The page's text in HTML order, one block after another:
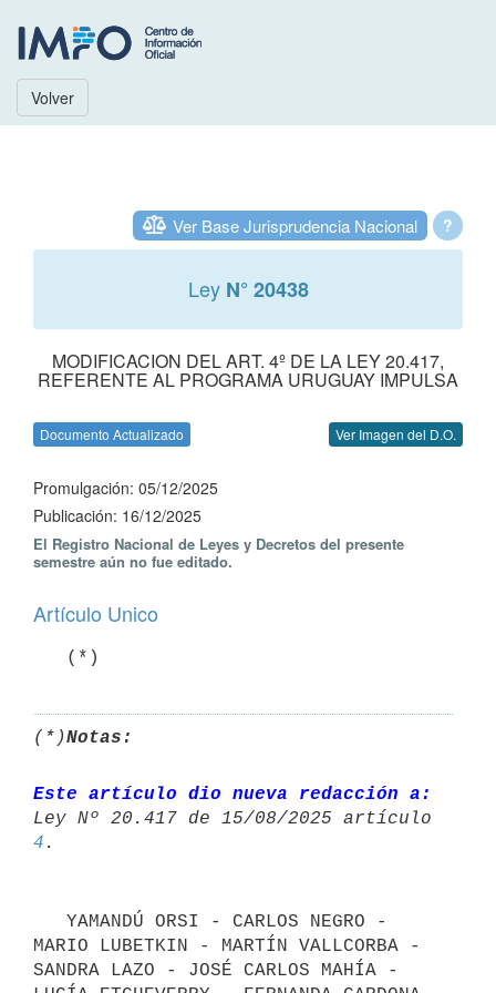
Volver
?
Ver Base Jurisprudencia Nacional
Ley N° 20438
MODIFICACION DEL ART. 4º DE LA LEY 20.417,
REFERENTE AL PROGRAMA URUGUAY IMPULSA
Documento Actualizado Ver Imagen del D.O.
Promulgación: 05/12/2025
Publicación: 16/12/2025
El Registro Nacional de Leyes y Decretos del presente
semestre aún no fue editado.
Artículo Unico
   (*)
(*)Notas:
Este artículo dio nueva redacción a:
4
MARIO LUBETKIN - MARTÍN VALLCORBA -
SANDRA LAZO - JOSÉ CARLOS MAHÍA -